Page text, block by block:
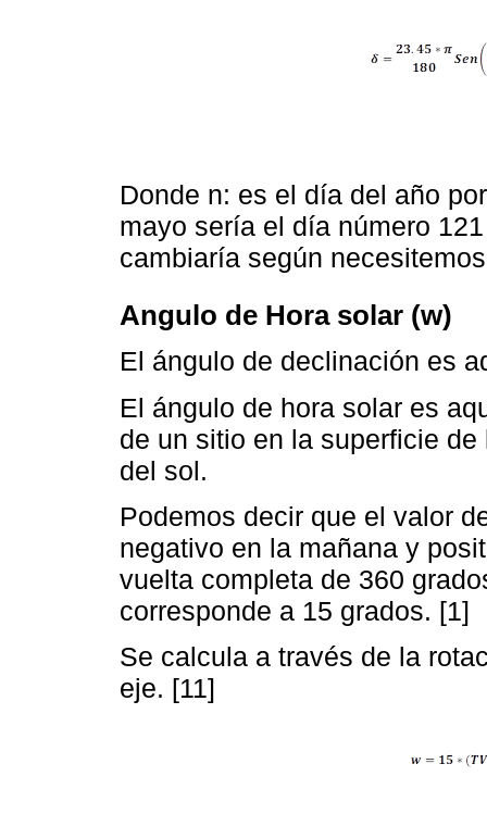
Donde n: es el día del año
mayo sería el día número
cambiaría según
Angulo de Hora solar (w)
El ángulo de declinación es
El ángulo de hora solar es
de un sitio en la superficie
del sol.
Podemos decir que el valor
negativo en la mañana y
vuelta completa de 360
corresponde a 15 grados. [1]
Se calcula a través de la
eje. [11]